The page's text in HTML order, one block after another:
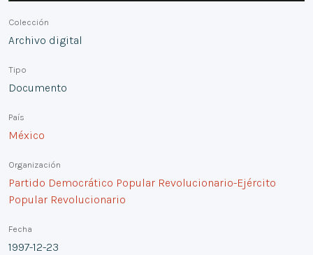
Colección
Archivo digital
Tipo
Documento
País
México
Organización
Partido Democrático Popular Revolucionario-Ejército
Popular Revolucionario
Fecha
1997-12-23